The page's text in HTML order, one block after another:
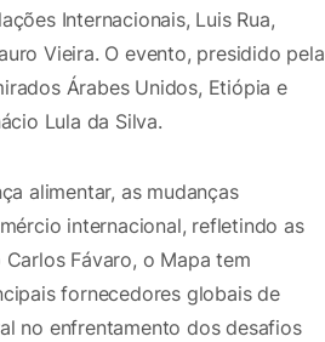
Internacionais, Luis Rua,
Vieira. O evento, presidido pela
Árabes Unidos, Etiópia e
Lula da Silva.
alimentar, as mudanças
internacional, refletindo as
Fávaro, o Mapa tem
fornecedores globais de
no enfrentamento dos desafios